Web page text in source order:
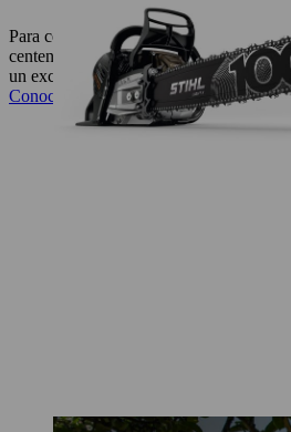
Para celebrar el centenario de STIHL,
centenario MS 500i, de producción
un exclusivo y potente diseño en negro.
Conocela aquí